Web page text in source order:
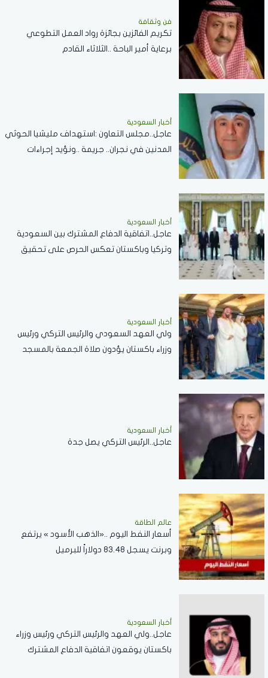
فن وثقافة
تكريم الفائزين بجائزة رواد العمل التطوعي
برعاية أمير الباحة ..الثلاثاء القادم
أخبار السعودية
عاجل..مجلس التعاون :استهداف مليشيا الحوثي
المدنين في نجران.. جريمة ..ونؤيد إجراءات
أخبار السعودية
عاجل..اتفاقية الدفاع المشترك بين السعودية
وتركيا وباكستان تعكس الحرص على تحقيق
أخبار السعودية
ولي العهد السعودي والرئيس التركي ورئيس
وزراء باكستان يؤدون صلاة الجمعة بالمسجد
أخبار السعودية
عاجل..الرئيس التركي يصل جدة
عالم الطاقة
أسعار النفط اليوم ..«الذهب الأسود » يرتفع
وبرنت يسجل 83.48 دولاراً للبرميل
أخبار السعودية
عاجل..ولي العهد والرئيس التركي ورئيس وزراء
باكستان يوقعون اتفاقية الدفاع المشترك